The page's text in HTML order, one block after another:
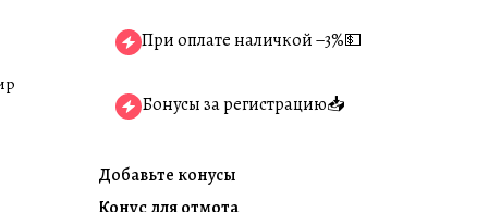
При оплате наличкой −3%💵
Бонусы за регистрацию📥
Добавьте конусы